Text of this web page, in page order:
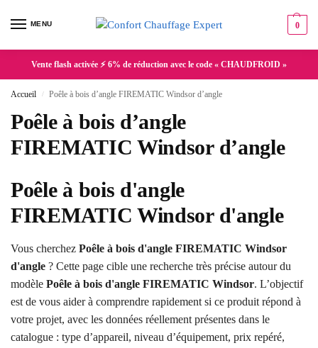
MENU 0
Vente flash activée ⚡ 6% de réduction avec le code « CHAUDFROID »
Accueil / Poêle à bois d’angle FIREMATIC Windsor d’angle
Poêle à bois d’angle
FIREMATIC Windsor d’angle
Poêle à bois d'angle
FIREMATIC Windsor d'angle
Vous cherchez Poêle à bois d'angle FIREMATIC Windsor
d'angle ? Cette page cible une recherche très précise autour du
modèle Poêle à bois d'angle FIREMATIC Windsor. L’objectif
est de vous aider à comprendre rapidement si ce produit répond à
votre projet, avec les données réellement présentes dans le
catalogue : type d’appareil, niveau d’équipement, prix repéré,